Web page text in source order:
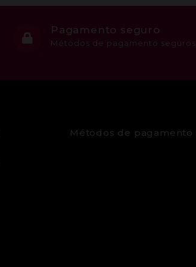
Pagamento seguro
Métodos de pagamento seguros
Métodos de pagamento